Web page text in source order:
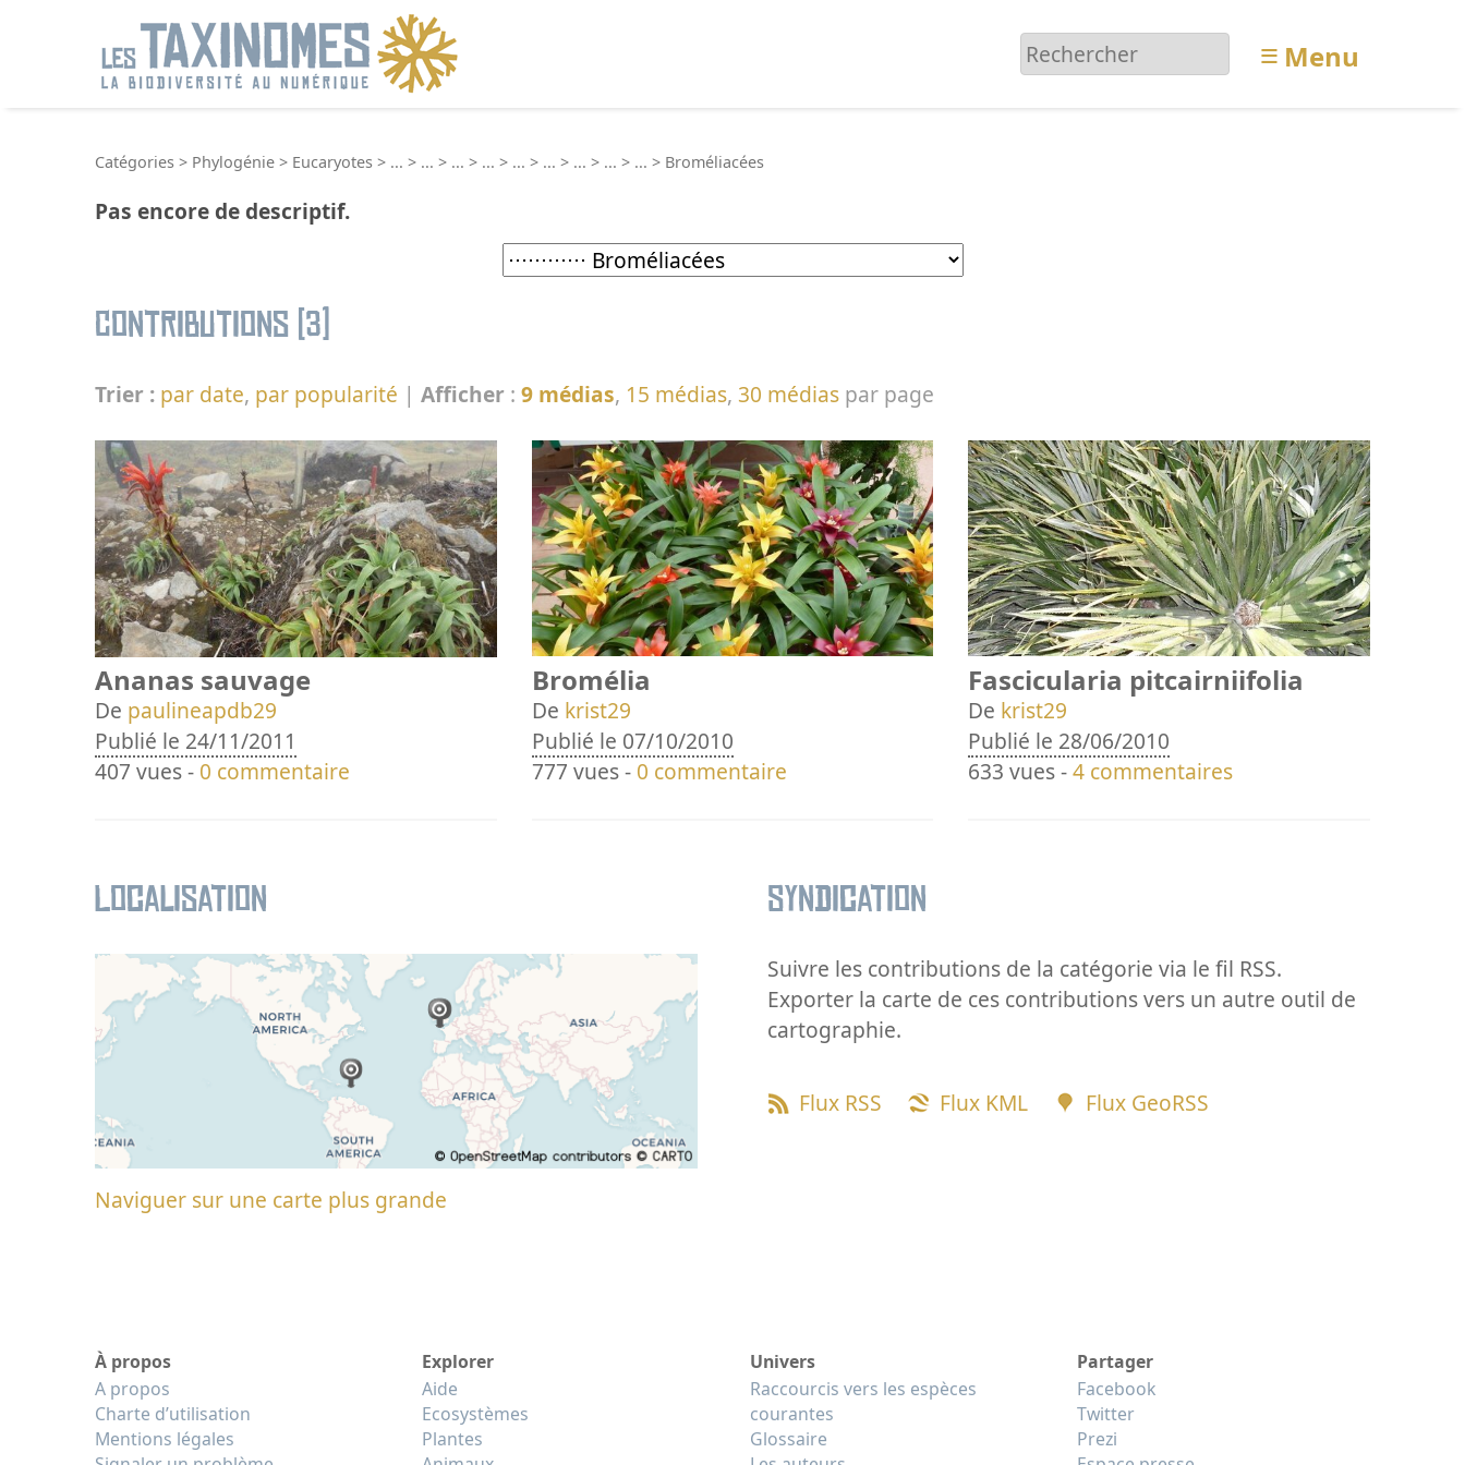
≡ Menu
Catégories > Phylogénie > Eucaryotes > ... > ... > ... > ... > ... > ... > ... > ... > ... > Broméliacées
Pas encore de descriptif.
Contributions (3)
Trier : par date, par popularité | Afficher : 9 médias, 15 médias, 30 médias par page
Ananas sauvage
De paulineapdb29
Publié le 24/11/2011
407 vues - 0 commentaire
Bromélia
De krist29
Publié le 07/10/2010
777 vues - 0 commentaire
Fascicularia pitcairniifolia
De krist29
Publié le 28/06/2010
633 vues -4 commentaires
Localisation
Naviguer sur une carte plus grande
Syndication
Suivre les contributions de la catégorie via le fil RSS.
Exporter la carte de ces contributions vers un autre outil de
cartographie.
Flux RSS Flux KML Flux GeoRSS
À propos
A propos
Charte d’utilisation
Mentions légales
Explorer
Aide
Ecosystèmes
Plantes
Univers
Raccourcis vers les espèces
courantes
Glossaire
Partager
Facebook
Twitter
Prezi